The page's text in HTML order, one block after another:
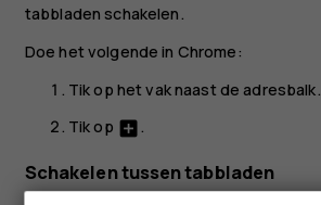
tabbladen schakelen.
Doe het volgende in Chrome:
Tik op het vak naast de adresbalk.
Tik op add_box.
Schakelen tussen tabbladen